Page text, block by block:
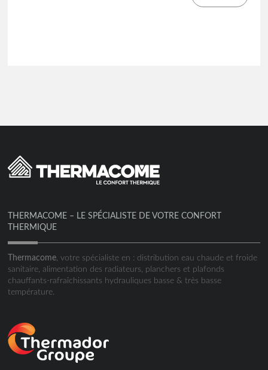
THERMACOME – LE SPÉCIALISTE DE VOTRE CONFORT
THERMIQUE
Thermacome, votre spécialiste en : distribution eau chaude et froide
sanitaire, alimentation des radiateurs, planchers et plafonds
chauffants-rafraîchissants hydrauliques basse & très basse
température.